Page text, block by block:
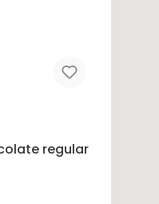
regular